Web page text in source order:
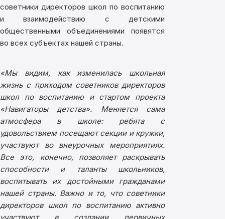
советники директоров школ по воспитанию
и взаимодействию с детскими
общественными объединениями появятся
во всех субъектах нашей страны.
«Мы видим, как изменилась школьная
жизнь с приходом советников директоров
школ по воспитанию и стартом проекта
«Навигаторы детства». Меняется сама
атмосфера в школе: ребята с
удовольствием посещают секции и кружки,
участвуют во внеурочных мероприятиях.
Все это, конечно, позволяет раскрывать
способности и таланты школьников,
воспитывать их достойными гражданами
нашей страны. Важно и то, что советники
директоров школ по воспитанию активно
участвуют в создании первичных